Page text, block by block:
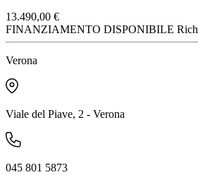
13.490,00 €
FINANZIAMENTO DISPONIBILE
Verona
Viale del Piave, 2 - Verona
045 801 5873